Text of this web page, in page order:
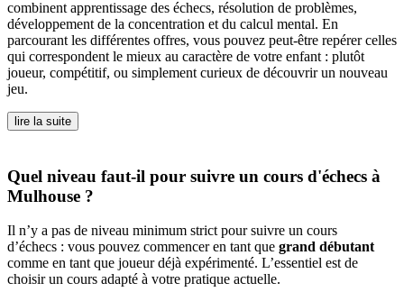
combinent apprentissage des échecs, résolution de problèmes,
développement de la concentration et du calcul mental. En
parcourant les différentes offres, vous pouvez peut-être repérer celles
qui correspondent le mieux au caractère de votre enfant : plutôt
joueur, compétitif, ou simplement curieux de découvrir un nouveau
jeu.
lire la suite
Quel niveau faut-il pour suivre un cours d'échecs à
Mulhouse ?
Il n’y a pas de niveau minimum strict pour suivre un cours
d’échecs : vous pouvez commencer en tant que grand débutant
comme en tant que joueur déjà expérimenté. L’essentiel est de
choisir un cours adapté à votre pratique actuelle.